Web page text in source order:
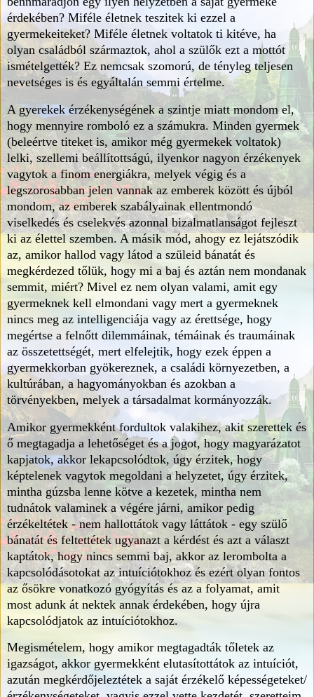
érdekében? Miféle életnek teszitek ki ezzel a
gyermekeiteket? Miféle életnek voltatok ti kitéve, ha
olyan családból származtok, ahol a szülők ezt a mottót
ismételgették? Ez nemcsak szomorú, de tényleg teljesen
nevetséges is és egyáltalán semmi értelme.
A gyerekek érzékenységének a szintje miatt mondom el,
hogy mennyire romboló ez a számukra. Minden gyermek
(beleértve titeket is, amikor még gyermekek voltatok)
lelki, szellemi beállítottságú, ilyenkor nagyon érzékenyek
vagytok a finom energiákra, melyek végig és a
legszorosabban jelen vannak az emberek között és újból
mondom, az emberek szabályainak ellentmondó
viselkedés és cselekvés azonnal bizalmatlanságot fejleszt
ki az élettel szemben. A másik mód, ahogy ez lejátszódik
az, amikor hallod vagy látod a szüleid bánatát és
megkérdezed tőlük, hogy mi a baj és aztán nem mondanak
semmit, miért? Mivel ez nem olyan valami, amit egy
gyermeknek kell elmondani vagy mert a gyermeknek
nincs meg az intelligenciája vagy az érettsége, hogy
megértse a felnőtt dilemmáinak, témáinak és traumáinak
az összetettségét, mert elfelejtik, hogy ezek éppen a
gyermekkorban gyökereznek, a családi környezetben, a
kultúrában, a hagyományokban és azokban a
törvényekben, melyek a társadalmat kormányozzák.
Amikor gyermekként fordultok valakihez, akit szerettek és
ő megtagadja a lehetőséget és a jogot, hogy magyarázatot
kapjatok, akkor lekapcsolódtok, úgy érzitek, hogy
képtelenek vagytok megoldani a helyzetet, úgy érzitek,
mintha gúzsba lenne kötve a kezetek, mintha nem
tudnátok valaminek a végére járni, amikor pedig
érzékeltétek - nem hallottátok vagy láttátok - egy szülő
bánatát és feltettétek ugyanazt a kérdést és azt a választ
kaptátok, hogy nincs semmi baj, akkor az lerombolta a
kapcsolódásotokat az intuíciótokhoz és ezért olyan fontos
az ősökre vonatkozó gyógyítás és az a folyamat, amit
most adunk át nektek annak érdekében, hogy újra
kapcsolódjatok az intuíciótokhoz.
Megismételem, hogy amikor megtagadták tőletek az
igazságot, akkor gyermekként elutasítottátok az intuíciót,
azután megkérdőjeleztétek a saját érzékelő képességeteket/